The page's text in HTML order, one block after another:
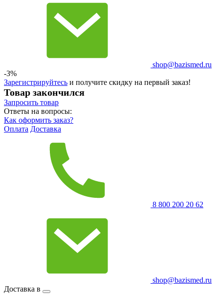
shop@bazismed.ru
-3%
Зарегистрируйтесь и получите скидку на первый заказ!
Товар закончился
Запросить товар
Ответы на вопросы:
Как оформить заказ?
Оплата Доставка
8 800 200 20 62
shop@bazismed.ru
Доставка в